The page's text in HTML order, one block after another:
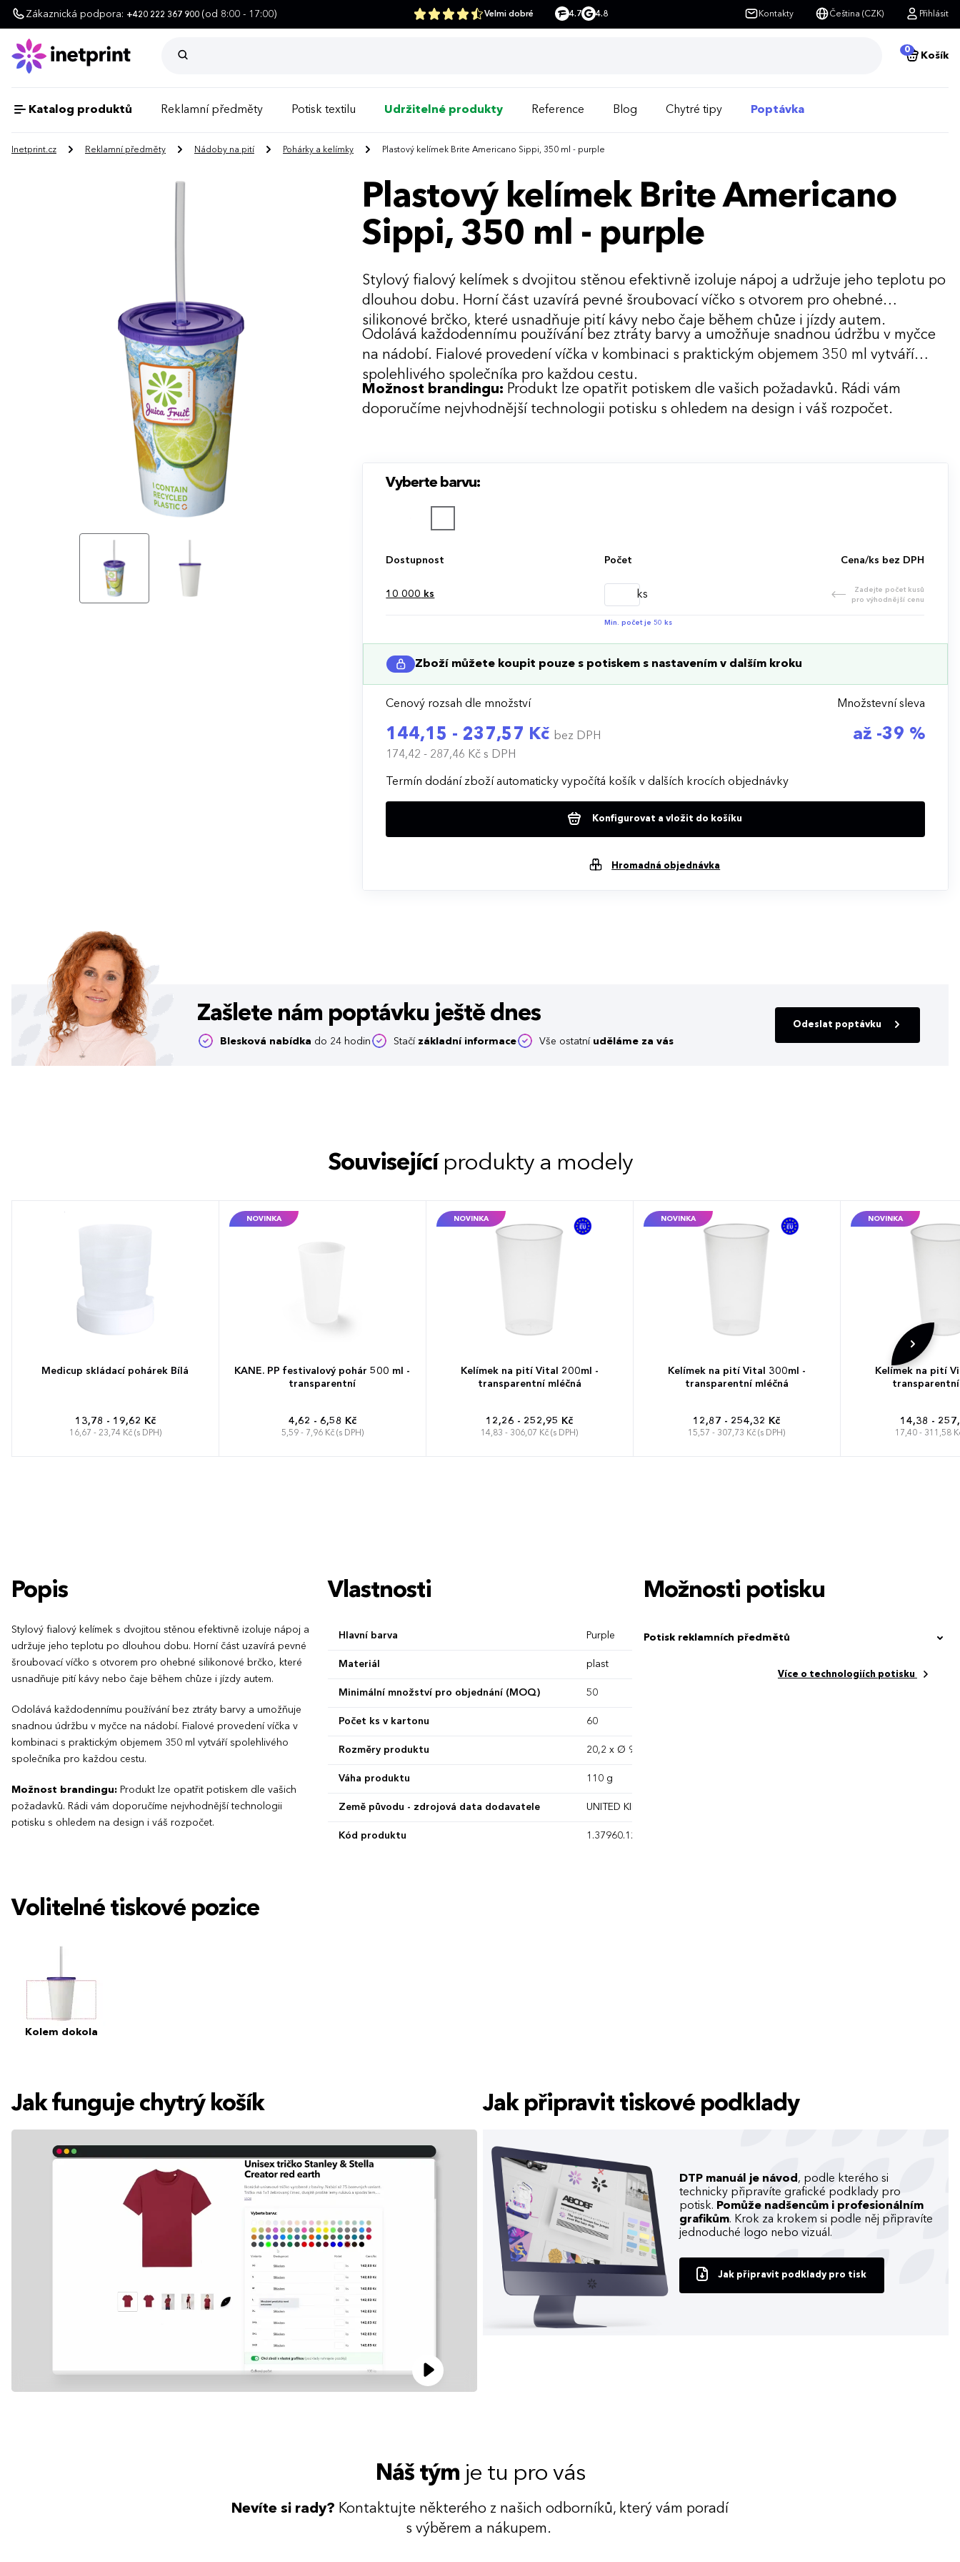
Zákaznická podpora: +420 222 367 900 (od 8:00 - 17:00) Velmi dobré 4.7 4.8 Kontakty Čeština (CZK) Přihlásit
0
Košík
Katalog produktů Reklamní předměty Potisk textilu Udržitelné produkty Reference Blog Chytré tipy Poptávka
Inetprint.cz Reklamní předměty Nádoby na pití Pohárky a kelímky Plastový kelímek Brite Americano Sippi, 350 ml - purple
Plastový kelímek Brite Americano
Sippi, 350 ml - purple
Stylový fialový kelímek s dvojitou stěnou efektivně izoluje nápoj a udržuje jeho teplotu po
dlouhou dobu. Horní část uzavírá pevné šroubovací víčko s otvorem pro ohebné
silikonové brčko, které usnadňuje pití kávy nebo čaje během chůze i jízdy autem.
Odolává každodennímu používání bez ztráty barvy a umožňuje snadnou údržbu v myčce
na nádobí. Fialové provedení víčka v kombinaci s praktickým objemem 350 ml vytváří
spolehlivého společníka pro každou cestu.
Možnost brandingu: Produkt lze opatřit potiskem dle vašich požadavků. Rádi vám
doporučíme nejvhodnější technologii potisku s ohledem na design i váš rozpočet.
Vyberte barvu:
Dostupnost Počet Cena/ks bez DPH
10 000 ks ks
Zadejte počet kusů
pro výhodnější cenu
Min. počet je 50 ks
Zboží můžete koupit pouze s potiskem s nastavením v dalším kroku
Cenový rozsah dle množství
144,15 - 237,57 Kč bez DPH
174,42 - 287,46 Kčs DPH
Množstevní sleva
až -39 %
Termín dodání zboží automaticky vypočítá košík v dalších krocích objednávky
Konfigurovat a vložit do košíku
Hromadná objednávka
Zašlete nám poptávku ještě dnes
Blesková nabídka do 24 hodin Stačí základní informace Vše ostatní uděláme za vás
Odeslat poptávku
Související produkty a modely
Medicup skládací pohárek Bílá
13,78 - 19,62 Kč
16,67 - 23,74 Kč (s DPH)
NOVINKA
KANE. PP festivalový pohár 500 ml -
transparentní
4,62 - 6,58 Kč
5,59 - 7,96 Kč (s DPH)
NOVINKA
Kelímek na pití Vital 200ml -
transparentní mléčná
12,26 - 252,95 Kč
14,83 - 306,07 Kč (s DPH)
NOVINKA
Kelímek na pití Vital 300ml -
transparentní mléčná
12,87 - 254,32 Kč
15,57 - 307,73 Kč (s DPH)
NOVINKA
Kelímek na pití
transparentní
14,38 -
17,40 - 311,58
Popis
Stylový fialový kelímek s dvojitou stěnou efektivně izoluje nápoj a
udržuje jeho teplotu po dlouhou dobu. Horní část uzavírá pevné
šroubovací víčko s otvorem pro ohebné silikonové brčko, které
usnadňuje pití kávy nebo čaje během chůze i jízdy autem.
Odolává každodennímu používání bez ztráty barvy a umožňuje
snadnou údržbu v myčce na nádobí. Fialové provedení víčka v
kombinaci s praktickým objemem 350 ml vytváří spolehlivého
společníka pro každou cestu.
Možnost brandingu: Produkt lze opatřit potiskem dle vašich
požadavků. Rádi vám doporučíme nejvhodnější technologii
potisku s ohledem na design i váš rozpočet.
Vlastnosti
Hlavní barva Purple
Materiál plast
Minimální množství pro objednání (MOQ) 50
Počet ks v kartonu 60
Rozměry produktu 20,2 x Ø 9,5 cm
Váha produktu 110 g
Země původu - zdrojová data dodavatele UNITED KINGDOM
Kód produktu 1.37960.12.00
Možnosti potisku
Potisk reklamních předmětů
Více o technologiích potisku
Volitelné tiskové pozice
Kolem dokola
Jak funguje chytrý košík Jak připravit tiskové podklady
DTP manuál je návod , podle kterého si
technicky připravíte grafické podklady pro
potisk. Pomůže nadšencům i profesionálním
grafikům. Krok za krokem si podle něj připravíte
jednoduché logo nebo vizuál.
Jak připravit podklady pro tisk
Náš tým je tu pro vás
Nevíte si rady? Kontaktujte některého z našich odborníků, který vám poradí
s výběrem a nákupem.